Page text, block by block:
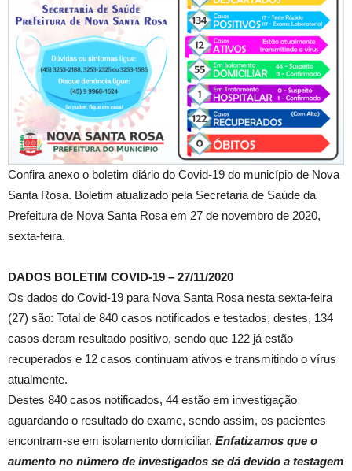
Confira anexo o boletim diário do Covid-19 do município de Nova
Santa Rosa. Boletim atualizado pela Secretaria de Saúde da
Prefeitura de Nova Santa Rosa em 27 de novembro de 2020,
sexta-feira.
DADOS BOLETIM COVID-19 – 27/11/2020
Os dados do Covid-19 para Nova Santa Rosa nesta sexta-feira
(27) são: Total de 840 casos notificados e testados, destes, 134
casos deram resultado positivo, sendo que 122 já estão
recuperados e 12 casos continuam ativos e transmitindo o vírus
atualmente.
Destes 840 casos notificados, 44 estão em investigação
aguardando o resultado do exame, sendo assim, os pacientes
encontram-se em isolamento domiciliar. Enfatizamos que o
aumento no número de investigados se dá devido a testagem